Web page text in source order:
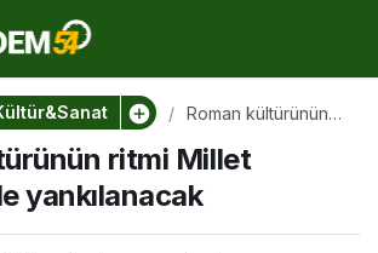
Roman kültürünün
Bahçesi’nde
yankılanacak
ritmi Millet
yankılanacak
ritmi